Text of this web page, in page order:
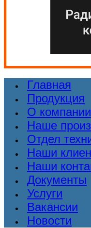
Главная
Продукция
О компании
Наше
Отдел
Наши
Наши
Документы
Услуги
Вакансии
Новости